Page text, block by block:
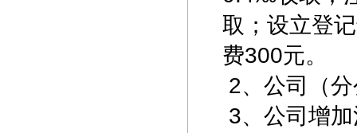
取；设立登
费300元。
2、公司（
3、公司增